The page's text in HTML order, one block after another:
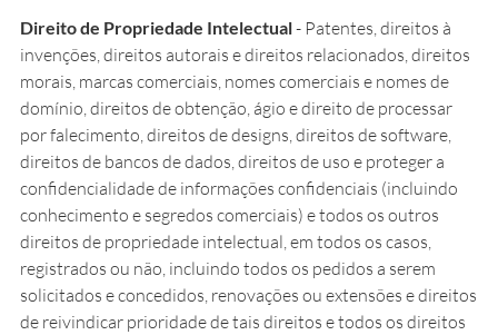
Direito de Propriedade Intelectual- Patentes, direitos à
invenções, direitos autorais e direitos relacionados, direitos
morais, marcas comerciais, nomes comerciais e nomes de
domínio, direitos de obtenção, ágio e direito de processar
por falecimento, direitos de designs, direitos de software,
direitos de bancos de dados, direitos de uso e proteger a
confidencialidade de informações confidenciais (incluindo
conhecimento e segredos comerciais) e todos os outros
direitos de propriedade intelectual, em todos os casos,
registrados ou não, incluindo todos os pedidos a serem
solicitados e concedidos, renovações ou extensões e direitos
de reivindicar prioridade de tais direitos e todos os direitos